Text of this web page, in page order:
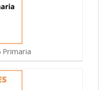
Primaria